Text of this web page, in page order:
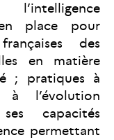
place pour
des
en matière
; pratiques à
l’évolution
capacités
permettant